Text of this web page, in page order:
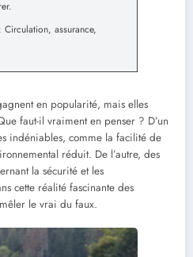
: Circulation, assurance,
en popularité, mais elles
faut-il vraiment en penser ? D’un
indéniables, comme la facilité de
réduit. De l’autre, des
la sécurité et les
cette réalité fascinante des
le vrai du faux.